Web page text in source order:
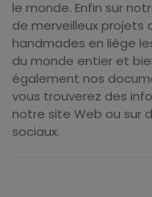
le monde. Enfin sur
de merveilleux projets
handmades en liège
du monde entier et
également nos
vous trouverez des
notre site Web ou sur
sociaux.